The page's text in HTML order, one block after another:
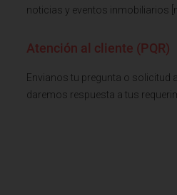
noticias y eventos inmobiliarios
Atención al cliente (PQR)
Envianos tu pregunta o solicitud a
daremos respuesta a tus